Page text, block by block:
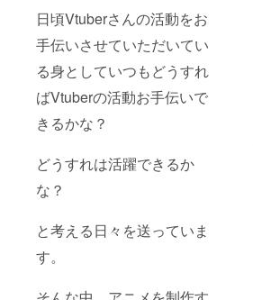
日頃Vtuberさんの活動をお
手伝いさせていただいてい
る身としていつもどうすれ
ばVtuberの活動お手伝いで
きるかな？
どうすれは活躍できるか
な？
と考える日々を送っていま
す。